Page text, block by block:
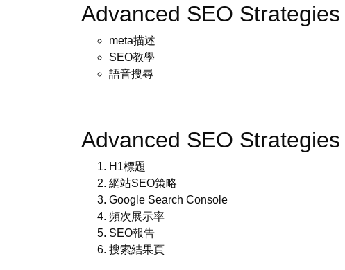
Advanced SEO
meta描述
SEO教學
語音搜尋
Advanced SEO
H1標題
網站SEO策略
Google Search Console
頻次展示率
SEO報告
搜索結果頁